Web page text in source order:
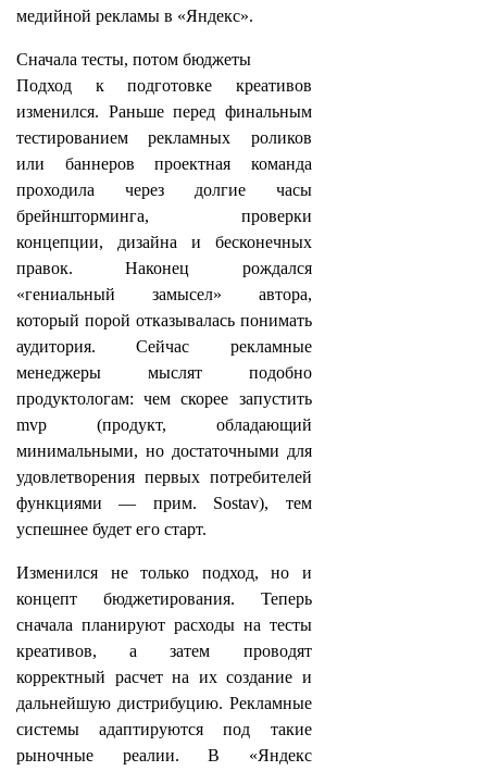
медийной рекламы в «Яндекс».
Сначала тесты, потом бюджеты
Подход к подготовке креативов
изменился. Раньше перед финальным
тестированием рекламных роликов
или баннеров проектная команда
проходила через долгие часы
брейншторминга, проверки
концепции, дизайна и бесконечных
правок. Наконец рождался
«гениальный замысел» автора,
который порой отказывалась понимать
аудитория. Сейчас рекламные
менеджеры мыслят подобно
продуктологам: чем скорее запустить
mvp (продукт, обладающий
минимальными, но достаточными для
удовлетворения первых потребителей
функциями — прим. Sostav), тем
успешнее будет его старт.
Изменился не только подход, но и
концепт бюджетирования. Теперь
сначала планируют расходы на тесты
креативов, а затем проводят
корректный расчет на их создание и
дальнейшую дистрибуцию. Рекламные
системы адаптируются под такие
рыночные реалии. В «Яндекс